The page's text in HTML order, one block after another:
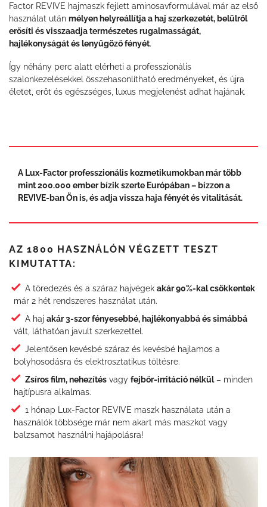
Factor REVIVE hajmaszk fejlett aminosavformulával már az első
használat után mélyen helyreállítja a haj szerkezetét, belülről
erősíti és visszaadja természetes rugalmasságát,
hajlékonyságát és lenyűgöző fényét.
Így néhány perc alatt elérheti a professzionális
szalonkezelésekkel összehasonlítható eredményeket, és újra
életet, erőt és egészséges, luxus megjelenést adhat hajának.
A Lux-Factor professzionális kozmetikumokban már több
mint 200.000 ember bízik szerte Európában – bízzon a
REVIVE-ban Ön is, és adja vissza haja fényét és vitalitását.
AZ 1800 HASZNÁLÓN VÉGZETT TESZT
KIMUTATTA:
A töredezés és a száraz hajvégek akár 90%-kal csökkentek
már 2 hét rendszeres használat után.
A haj akár 3-szor fényesebbé, hajlékonyabbá és simábbá
vált, láthatóan javult szerkezettel.
Jelentősen kevésbé száraz és kevésbé hajlamos a
bolyhosodásra és elektrosztatikus töltésre.
Zsíros film, nehezítésvagy fejbőr-irritáció nélkül– minden
hajtípusra alkalmas.
1 hónap Lux-Factor REVIVE maszk használata után a
használók többsége már nem akart más maszkot vagy
balzsamot használni hajápolásra!